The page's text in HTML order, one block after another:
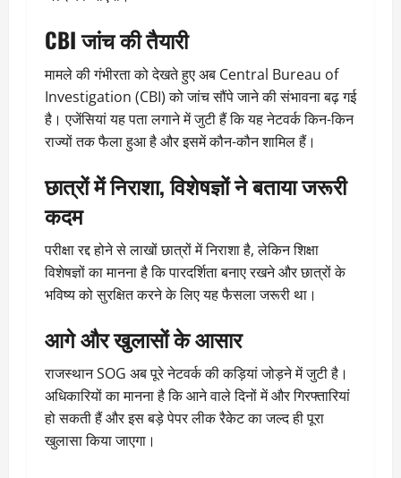
CBI जांच की तैयारी
मामले की गंभीरता को देखते हुए अब Central Bureau of
Investigation (CBI) को जांच सौंपे जाने की संभावना बढ़ गई
है। एजेंसियां यह पता लगाने में जुटी हैं कि यह नेटवर्क किन-किन
राज्यों तक फैला हुआ है और इसमें कौन-कौन शामिल हैं।
छात्रों में निराशा, विशेषज्ञों ने बताया जरूरी
कदम
परीक्षा रद्द होने से लाखों छात्रों में निराशा है, लेकिन शिक्षा
विशेषज्ञों का मानना है कि पारदर्शिता बनाए रखने और छात्रों के
भविष्य को सुरक्षित करने के लिए यह फैसला जरूरी था।
आगे और खुलासों के आसार
राजस्थान SOG अब पूरे नेटवर्क की कड़ियां जोड़ने में जुटी है।
अधिकारियों का मानना है कि आने वाले दिनों में और गिरफ्तारियां
हो सकती हैं और इस बड़े पेपर लीक रैकेट का जल्द ही पूरा
खुलासा किया जाएगा।